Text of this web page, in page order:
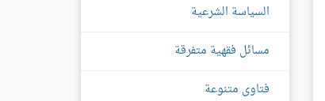
السياسة الشرعية
مسائل فقهية متفرقة
فتاوى متنوعة